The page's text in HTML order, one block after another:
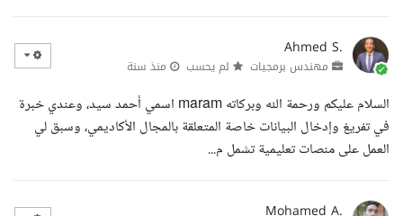
Ahmed S.
مهندس برمجيات لم يحسب منذ سنة
السلام عليكم ورحمة الله وبركاته maram اسمي أحمد سيد، وعندي خبرة
في تفريغ وإدخال البيانات خاصة المتعلقة بالمجال الأكاديمي، وسبق لي
العمل على منصات تعليمية تشمل م...
Mohamed A.